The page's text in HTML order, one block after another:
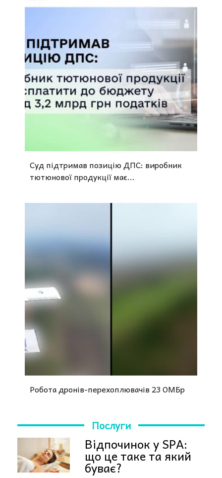
Суд підтримав позицію ДПС: виробник
тютюнової продукції має...
Робота дронів-перехоплювачів 23 ОМБр
Послуги
Відпочинок у SPA:
що це таке та який
буває?